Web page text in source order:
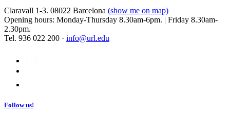
Claravall 1-3. 08022 Barcelona (show me on map)
Opening hours: Monday-Thursday 8.30am-6pm. | Friday 8.30am-
2.30pm.
Tel. 936 022 200 · info@url.edu
Follow us!